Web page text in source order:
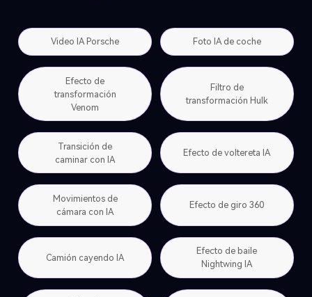
Video IA Porsche Foto IA de coche
Efecto de
transformación
Venom
Filtro de
transformación Hulk
Transición de
caminar con IA
Efecto de voltereta IA
Movimientos de
cámara con IA
Efecto de giro 360
Camión cayendo IA
Efecto de baile
Nightwing IA